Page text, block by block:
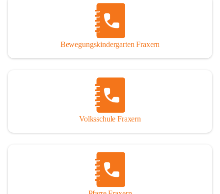
Bewegungskindergarten Fraxern
Volksschule Fraxern